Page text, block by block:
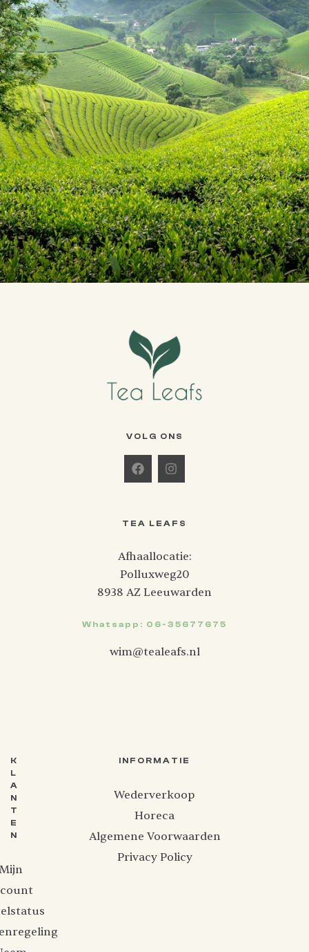
VOLG ONS
K
L
A
N
T
E
N
INFORMATIE
Wederverkoop
Horeca
Algemene Voorwaarden
Privacy Policy
TEA LEAFS
Afhaallocatie:
Polluxweg20
8938 AZ Leeuwarden
Whatsapp: 06-35677675
wim@tealeafs.nl